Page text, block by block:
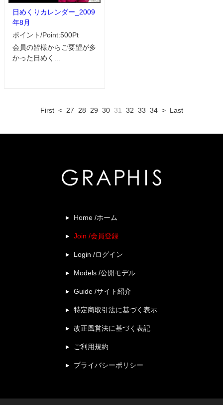
日めくりカレンダー_2009
年8月
ポイント/Point:500Pt
会員の皆様からご要望が多
かった日めく...
First < 27 28 29 30 31 32 33 34 > Last
Home /ホーム
Join /会員登録
Login /ログイン
Models /公開モデル
Guide /サイト紹介
特定商取引法に基づく表示
改正風営法に基づく表記
ご利用規約
プライバシーポリシー